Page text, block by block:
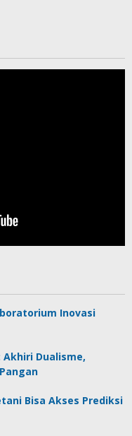
Inovasi
Akhiri Dualisme,
Bisa Akses Prediksi